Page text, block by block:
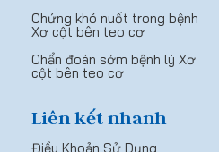
Chứng khó nuốt trong bệnh
Xơ cột bên teo cơ
Chẩn đoán sớm bệnh lý Xơ
cột bên teo cơ
Liên kết nhanh
Điều Khoản Sử Dụng